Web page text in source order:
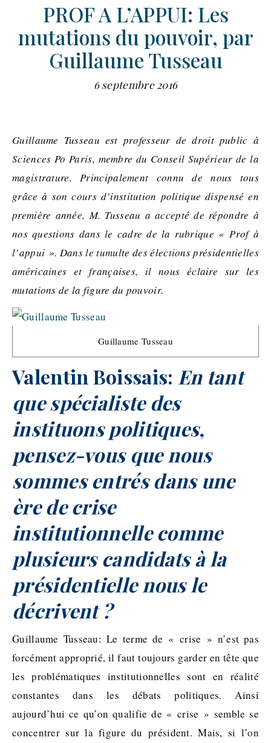
PROF A L’APPUI: Les
mutations du pouvoir, par
Guillaume Tusseau
6 septembre 2016
Guillaume Tusseau est professeur de droit public à
Sciences Po Paris, membre du Conseil Supérieur de la
magistrature. Principalement connu de nous tous
grâce à son cours d’institution politique dispensé en
première année, M. Tusseau a accepté de répondre à
nos questions dans le cadre de la rubrique « Prof à
l’appui ». Dans le tumulte des élections présidentielles
américaines et françaises, il nous éclaire sur les
mutations de la figure du pouvoir.
Guillaume Tusseau
Valentin Boissais: En tant
que spécialiste des
instituons politiques,
pensez-vous que nous
sommes entrés dans une
ère de crise
institutionnelle comme
plusieurs candidats à la
présidentielle nous le
décrivent ?
Guillaume Tusseau: Le terme de « crise » n’est pas
forcément approprié, il faut toujours garder en tête que
les problématiques institutionnelles sont en réalité
constantes dans les débats politiques. Ainsi
aujourd’hui ce qu’on qualifie de « crise » semble se
concentrer sur la figure du président. Mais, si l’on